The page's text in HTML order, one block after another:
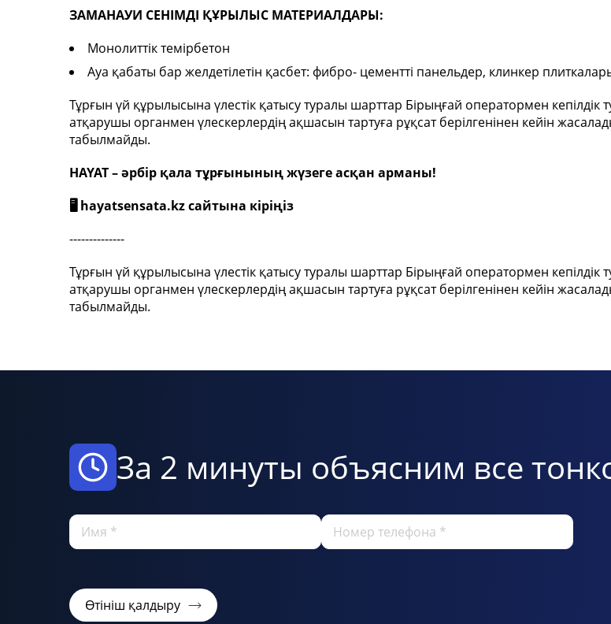
ЗАМАНАУИ СЕНІМДІ ҚҰРЫЛЫС МАТЕРИАЛДАРЫ:
Монолиттік темірбетон
Ауа қабаты бар желдетілетін қасбет: фибро- цементті панельдер, клинкер
Тұрғын үй құрылысына үлестік қатысу туралы шарттар Бірыңғай оператормен
атқарушы органмен үлескерлердің ақшасын тартуға рұқсат берілгенінен кейін
табылмайды.
HAYAT – әрбір қала тұрғынының жүзеге асқан арманы!
🖥️ hayatsensata.kzсайтына кіріңіз
--------------
Тұрғын үй құрылысына үлестік қатысу туралы шарттар Бірыңғай оператормен
атқарушы органмен үлескерлердің ақшасын тартуға рұқсат берілгенінен кейін
табылмайды.
За 2 минуты объясним все
Өтініш қалдыру